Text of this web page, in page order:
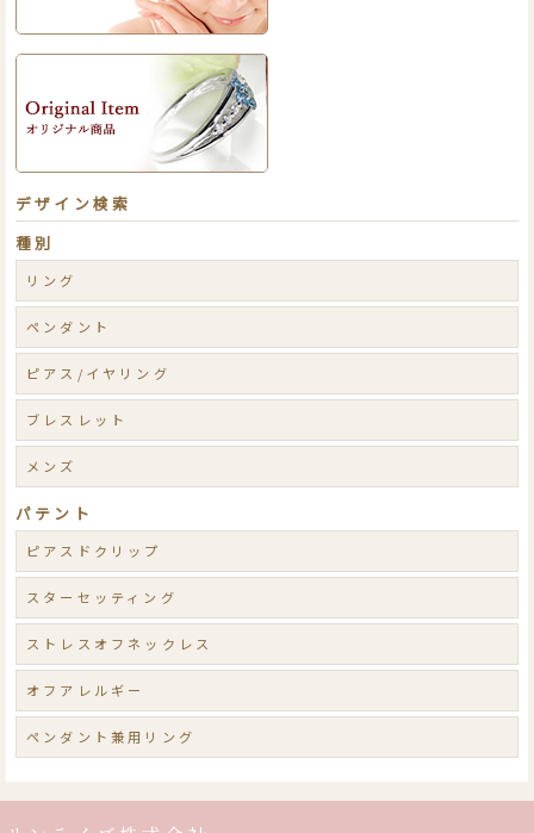
デザイン検索
種別
リング
ペンダント
ピアス/イヤリング
ブレスレット
メンズ
パテント
ピアスドクリップ
スターセッティング
ストレスオフネックレス
オフアレルギー
ペンダント兼用リング